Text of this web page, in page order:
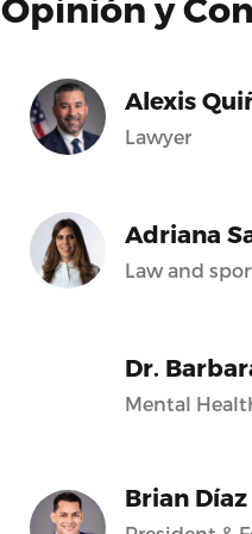
Alexis
Lawyer
Adriana
Law and
Dr.
Mental
Brian Díaz